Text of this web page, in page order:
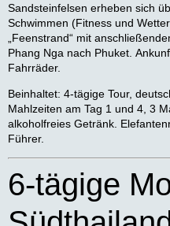
Sandsteinfelsen erheben sich
Schwimmen (Fitness und
„Feenstrand“ mit
Phang Nga nach Phuket.
Fahrräder.
Beinhaltet: 4-tägige Tour,
Mahlzeiten am Tag 1 und 4, 3
alkoholfreies Getränk.
Führer.
6-tägige